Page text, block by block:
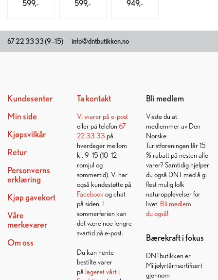
599,- 599,- 949,-
67 22 33 33 (9–15) info@dntbutikken.no
Kundesenter
Min side
Kjøpsvilkår
Retur
Personverns
erklæring
Kjøp gavekort
Våre
merkevarer
Om oss
Ta kontakt
Vi svarer på e-post
eller på telefon 67
22 33 33 på
hverdager mellom
kl. 9–15 (10–12 i
romjul og
sommertid). Vi har
også kundestøtte på
Facebook og chat
på siden. I
sommerferien kan
det være noe lengre
svartid på e-post.
Du kan hente
bestilte varer
på lageret vårt i
Bli medlem
Visste du at
medlemmer av Den
Norske
Turistforeningen får 15
% rabatt på nesten alle
varer? Samtidig hjelper
du også DNT med å gi
flest mulig folk
naturopplevelser for
livet. Bli medlem
du også!
Bærekraft i fokus
DNTbutikken er
Miljøfyrtårnsertifisert
gjennom